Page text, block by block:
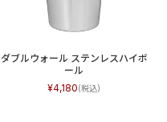
ダブルウォール ステンレスハイボ
ール
4,180